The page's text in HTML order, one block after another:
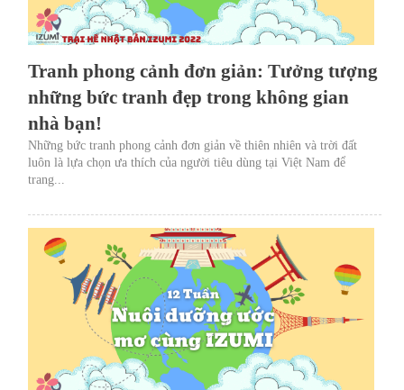
Tranh phong cảnh đơn giản: Tưởng tượng
những bức tranh đẹp trong không gian
nhà bạn!
Những bức tranh phong cảnh đơn giản về thiên nhiên và trời đất
luôn là lựa chọn ưa thích của người tiêu dùng tại Việt Nam để
trang...